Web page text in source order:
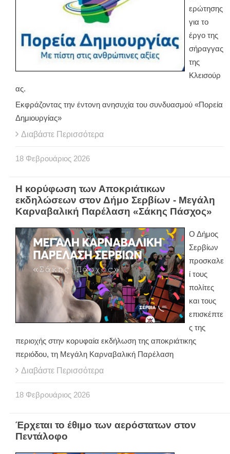
ερώτησης
για το
έργο της
σήραγγας
της
Κλεισούρ
ας.
Εκφράζοντας την έντονη ανησυχία του συνδυασμού «Πορεία
Δημιουργίας»
Διαβάστε Περισσότερα
18 Φεβρουάριος 2026
Η κορύφωση των Αποκριάτικων
εκδηλώσεων στον Δήμο Σερβίων - Μεγάλη
Καρναβαλική Παρέλαση «Σάκης Πάσχος»
Ο Δήμος
Σερβίων
προσκαλε
ί τους
πολίτες
και τους
επισκέπτε
ς της
περιοχής στην κορυφαία εκδήλωση της αποκριάτικης
περιόδου, τη Μεγάλη Καρναβαλική Παρέλαση
Διαβάστε Περισσότερα
18 Φεβρουάριος 2026
Έρχεται το έθιμο των αερόστατων στον
Πεντάλοφο